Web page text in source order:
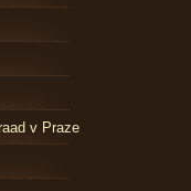
v Praze